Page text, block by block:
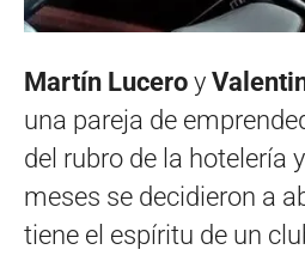
Martín Lucero y
una pareja de
del rubro de la hotelería
meses se decidieron a
tiene el espíritu de un